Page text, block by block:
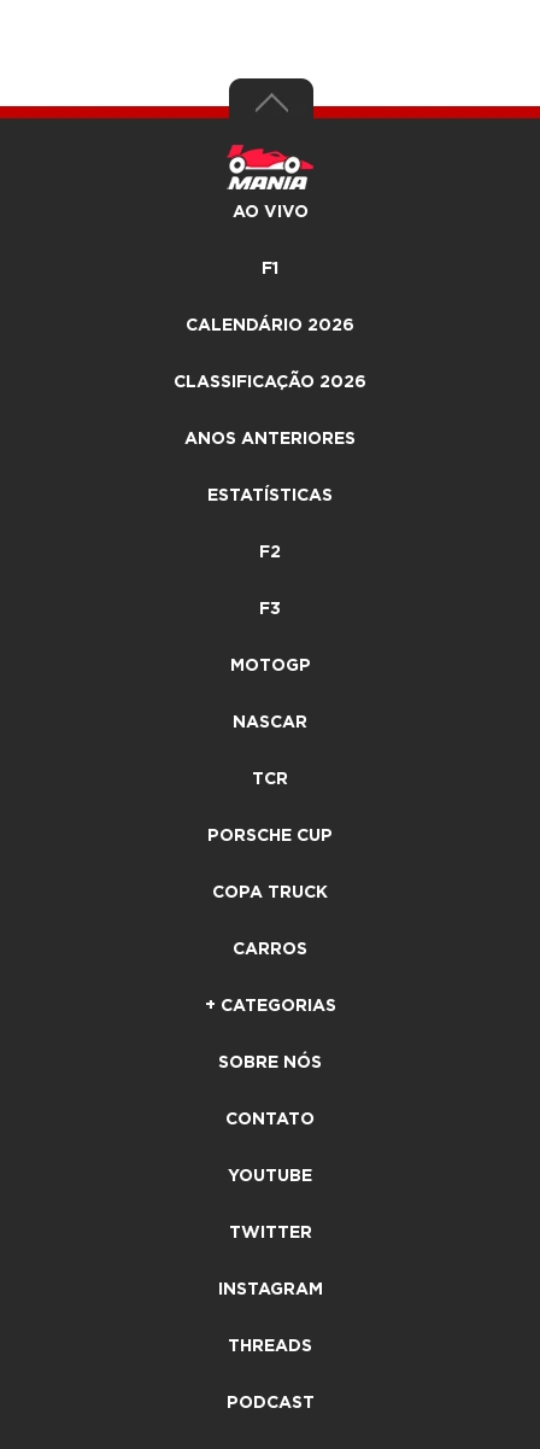
AO VIVO
F1
CALENDÁRIO 2026
CLASSIFICAÇÃO 2026
ANOS ANTERIORES
ESTATÍSTICAS
F2
F3
MOTOGP
NASCAR
TCR
PORSCHE CUP
COPA TRUCK
CARROS
+ CATEGORIAS
SOBRE NÓS
CONTATO
YOUTUBE
TWITTER
INSTAGRAM
THREADS
PODCAST